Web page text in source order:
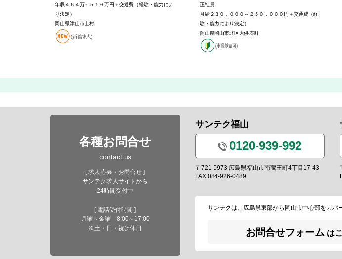
年収４６４万～５１６万円＋交通費（経験・能力によ
り決定）
岡山県津山市上村
正社員
月給２３０，０００～２５０，０００円＋交通費（経
験・能力により決定）
岡山県岡山市北区大供表町
各種お問合せ
contact us
[ 求人応募・お問合せ ]
サンテク求人サイトから
24時間受付中
[ 電話受付時間 ]
月曜～金曜 8:00～17:00
※土・日・祝は休日
サンテク福山
0120-939-992
〒721-0973 広島県福山市南蔵王町4丁目17-43
FAX.084-926-0489
サンテクは、広島県東部から岡山市中心部をカバ
お問合せフォーム は